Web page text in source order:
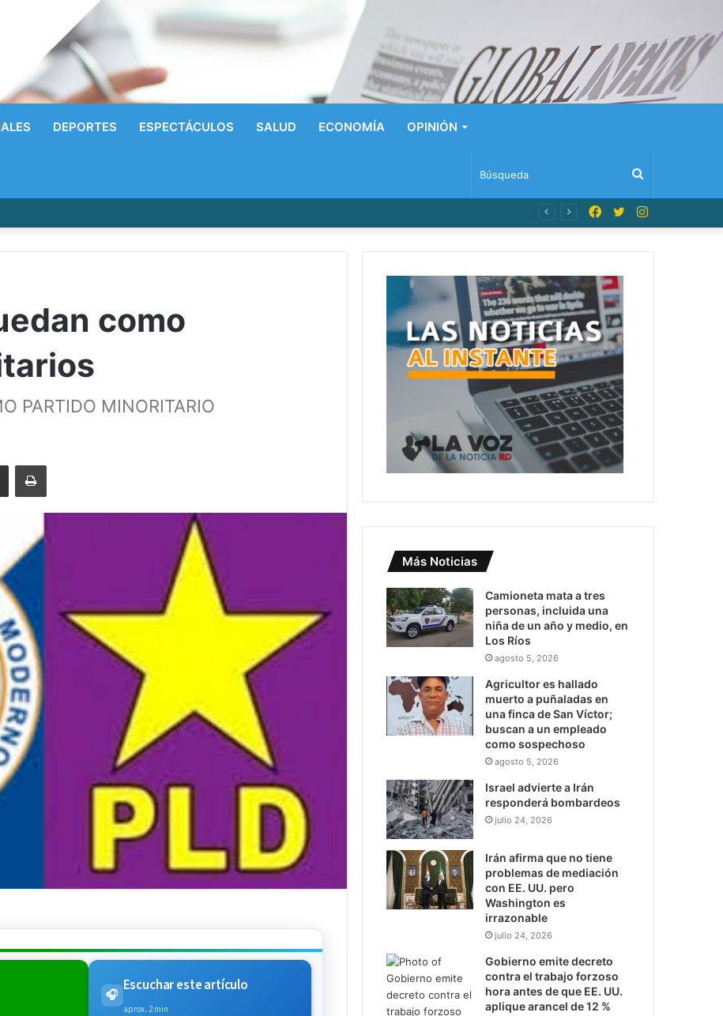
DEPORTES ESPECTÁCULOS SALUD ECONOMÍA OPINIÓN
Búsqueda
muerto a puñaladas en una finca de San Víctor; buscan a un empleado como sospechoso Instagram
Twitter
Facebook
como
PARTIDO MINORITARIO
Compartir via Email Imprimi
🎧
Escuchar este artículo
aprox. 2 min
Más Noticias
Camioneta mata a tres
personas, incluida una
niña de un año y medio, en
Los Ríos
agosto 5, 2026
Agricultor es hallado
muerto a puñaladas en
una finca de San Víctor;
buscan a un empleado
como sospechoso
agosto 5, 2026
Israel advierte a Irán
responderá bombardeos
julio 24, 2026
Irán afirma que no tiene
problemas de mediación
con EE. UU. pero
Washington es
irrazonable
julio 24, 2026
Gobierno emite decreto
contra el trabajo forzoso
hora antes de que EE. UU.
aplique arancel de 12 %